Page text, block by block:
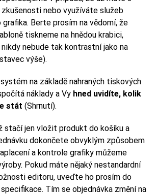
nebo využíváte služeb
Berte prosím na vědomí, že
tiskneme na hnědou krabici,
nebude tak kontrastní jako na
výše).
na základě nahraných tiskových
náklady a Vy hned uvidíte, kolik
stát (Shrnutí).
stačí jen vložit produkt do košíku a
dokončete obvyklým způsobem
a kontrole grafiky můžeme
Pokud máte nějaký nestandardní
editoru, uveďte ho prosím do
Tím se objednávka změní na